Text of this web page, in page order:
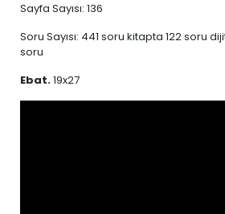
Sayfa Sayısı: 136
Soru Sayısı: 441 soru kitapta 122 soru
soru
Ebat.19x27